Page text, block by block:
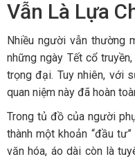
Vẫn Là Lựa
Nhiều người vẫn thường
những ngày Tết cổ
trọng đại. Tuy nhiên, với
quan niệm này đã hoàn
Trong tủ đồ của người
thành một khoản “đầu
văn hóa, áo dài còn là